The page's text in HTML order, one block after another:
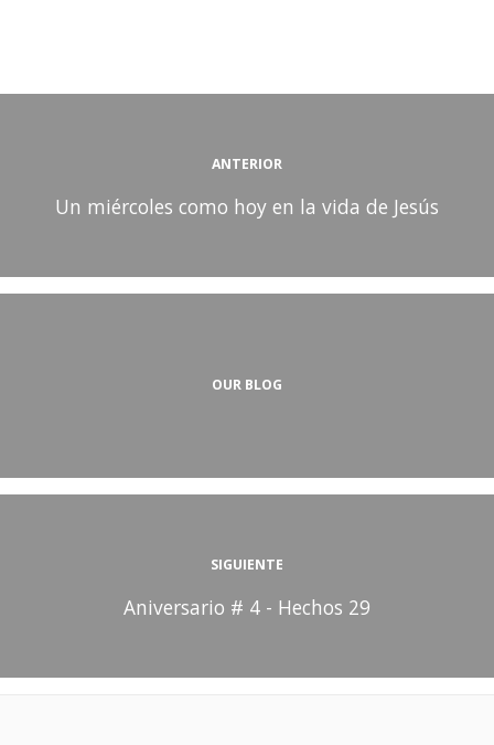
ANTERIOR
Un miércoles como hoy en la vida de Jesús
OUR BLOG
SIGUIENTE
Aniversario # 4 - Hechos 29